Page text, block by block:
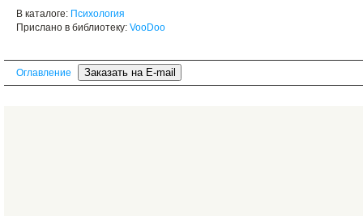
В каталоге: Психология
Прислано в библиотеку: VooDoo
Оглавление